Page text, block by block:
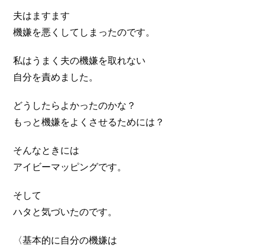
夫はますます
機嫌を悪くしてしまったのです。
私はうまく夫の機嫌を取れない
自分を責めました。
どうしたらよかったのかな？
もっと機嫌をよくさせるためには？
そんなときには
アイビーマッピングです。
そして
ハタと気づいたのです。
〈基本的に自分の機嫌は